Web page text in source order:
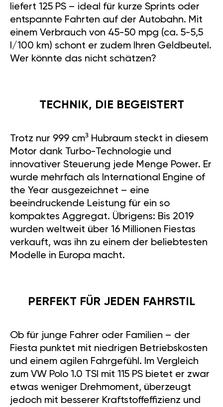
liefert 125 PS – ideal für kurze Sprints oder
entspannte Fahrten auf der Autobahn. Mit
einem Verbrauch von 45-50 mpg (ca. 5-5,5
l/100 km) schont er zudem Ihren Geldbeutel.
Wer könnte das nicht schätzen?
TECHNIK, DIE BEGEISTERT
Trotz nur 999 cm³ Hubraum steckt in diesem
Motor dank Turbo-Technologie und
innovativer Steuerung jede Menge Power. Er
wurde mehrfach als International Engine of
the Year ausgezeichnet – eine
beeindruckende Leistung für ein so
kompaktes Aggregat. Übrigens: Bis 2019
wurden weltweit über 16 Millionen Fiestas
verkauft, was ihn zu einem der beliebtesten
Modelle in Europa macht.
PERFEKT FÜR JEDEN FAHRSTIL
Ob für junge Fahrer oder Familien – der
Fiesta punktet mit niedrigen Betriebskosten
und einem agilen Fahrgefühl. Im Vergleich
zum VW Polo 1.0 TSI mit 115 PS bietet er zwar
etwas weniger Drehmoment, überzeugt
jedoch mit besserer Kraftstoffeffizienz und